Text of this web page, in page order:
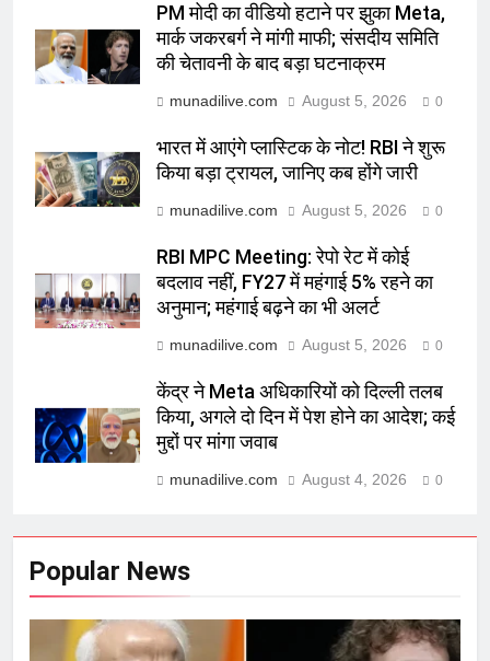
PM मोदी का वीडियो हटाने पर झुका Meta,
मार्क जकरबर्ग ने मांगी माफी; संसदीय समिति
की चेतावनी के बाद बड़ा घटनाक्रम
munadilive.com August 5, 2026 0
भारत में आएंगे प्लास्टिक के नोट! RBI ने शुरू
किया बड़ा ट्रायल, जानिए कब होंगे जारी
munadilive.com August 5, 2026 0
RBI MPC Meeting: रेपो रेट में कोई
बदलाव नहीं, FY27 में महंगाई 5% रहने का
अनुमान; महंगाई बढ़ने का भी अलर्ट
munadilive.com August 5, 2026 0
केंद्र ने Meta अधिकारियों को दिल्ली तलब
किया, अगले दो दिन में पेश होने का आदेश; कई
मुद्दों पर मांगा जवाब
munadilive.com August 4, 2026 0
Popular News